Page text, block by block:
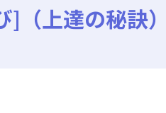
上達の秘訣）